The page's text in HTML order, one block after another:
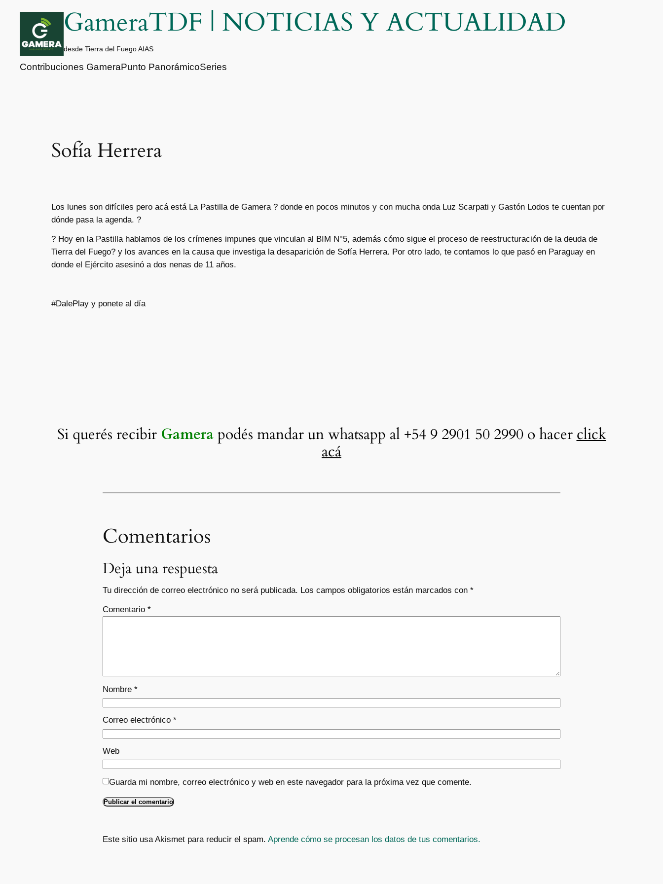
contenido
GameraTDF | NOTICIAS Y ACTUALIDAD
desde Tierra del Fuego AIAS
Contribuciones GameraPunto PanorámicoSeries
Sofía Herrera
Los lunes son difíciles pero acá está La Pastilla de Gamera ?️ donde en pocos minutos y con mucha onda Luz Scarpati y Gastón Lodos te cuentan por
dónde pasa la agenda. ?️
? Hoy en la Pastilla hablamos de los crímenes impunes que vinculan al BIM N°5, además cómo sigue el proceso de reestructuración de la deuda de
Tierra del Fuego? y los avances en la causa que investiga la desaparición de Sofía Herrera. Por otro lado, te contamos lo que pasó en Paraguay en
donde el Ejército asesinó a dos nenas de 11 años.
#DalePlay y ponete al día
Si querés recibir Gamerapodés mandar un whatsapp al +54 9 2901 50 2990 o hacer click
acá
Comentarios
Deja una respuesta
Tu dirección de correo electrónico no será publicada. Los campos obligatorios están marcados con *
Comentario *
Nombre *
Correo electrónico *
Web
Guarda mi nombre, correo electrónico y web en este navegador para la próxima vez que comente.
Este sitio usa Akismet para reducir el spam. Aprende cómo se procesan los datos de tus comentarios.